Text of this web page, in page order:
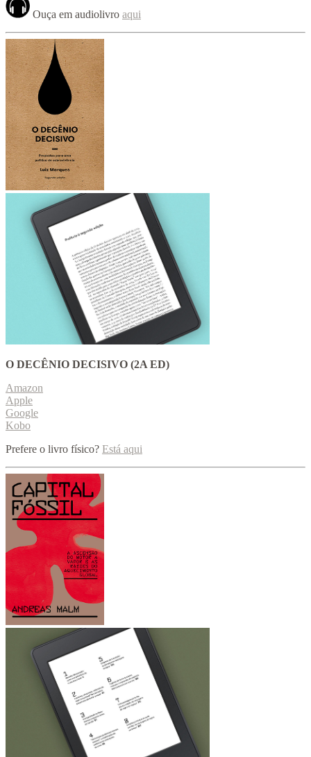
Ouça em audiolivro aqui
O DECÊNIO DECISIVO (2A ED)
Amazon
Apple
Google
Kobo
Prefere o livro físico? Está aqui